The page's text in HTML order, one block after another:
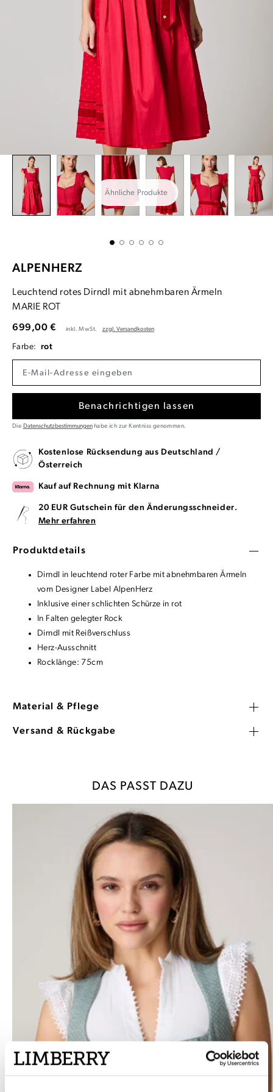
Ähnliche Produkte
ALPENHERZ
Leuchtend rotes Dirndl mit abnehmbaren Ärmeln
MARIE ROT
699,00 € inkl. MwSt. zzgl. Versandkosten
Farbe: rot
Benachrichtigen lassen
Die Datenschutzbestimmungenhabe ich zur Kentniss genommen.
Kostenlose Rücksendung aus Deutschland /
Österreich
Kauf auf Rechnung mit Klarna
20 EUR Gutschein für den Änderungsschneider.
Mehr erfahren
Produktdetails
Dirndl in leuchtend roter Farbe mit abnehmbaren Ärmeln
vom Designer Label AlpenHerz
Inklusive einer schlichten Schürze in rot
In Falten gelegter Rock
Dirndl mit Reißverschluss
Herz-Ausschnitt
Rocklänge: 75cm
Material & Pflege
Versand & Rückgabe
DAS PASST DAZU